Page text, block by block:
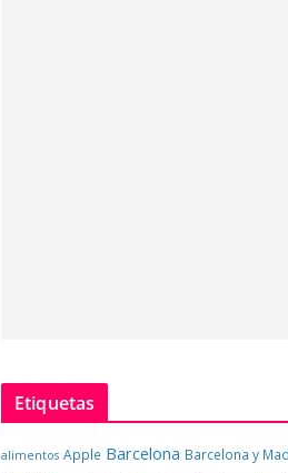
Etiquetas
alimentos Apple Barcelona Barcelona y